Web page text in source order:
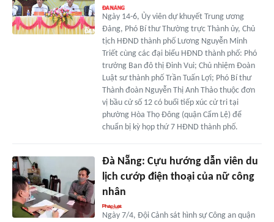
Ngày 14-6, Ủy viên dự khuyết Trung ương
Đảng, Phó Bí thư Thường trực Thành ủy, Chủ
tịch HĐND thành phố Lương Nguyễn Minh
Triết cùng các đại biểu HĐND thành phố: Phó
trưởng Ban đô thị Đinh Vui; Chủ nhiệm Đoàn
Luật sư thành phố Trần Tuấn Lợi; Phó Bí thư
Thành đoàn Nguyễn Thị Anh Thảo thuộc đơn
vị bầu cử số 12 có buổi tiếp xúc cử tri tại
phường Hòa Thọ Đông (quận Cẩm Lệ) để
chuẩn bị kỳ họp thứ 7 HĐND thành phố.
Đà Nẵng: Cựu hướng dẫn viên du
lịch cướp điện thoại của nữ công
nhân
Ngày 7/4, Đội Cảnh sát hình sự Công an quận